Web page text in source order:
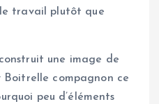
travail plutôt que
une image de
Boitrelle compagnon ce
peu d’éléments